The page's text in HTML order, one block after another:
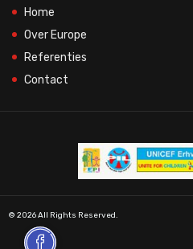
Home
Over Europe
Referenties
Contact
© 2026 All Rights Reserved.